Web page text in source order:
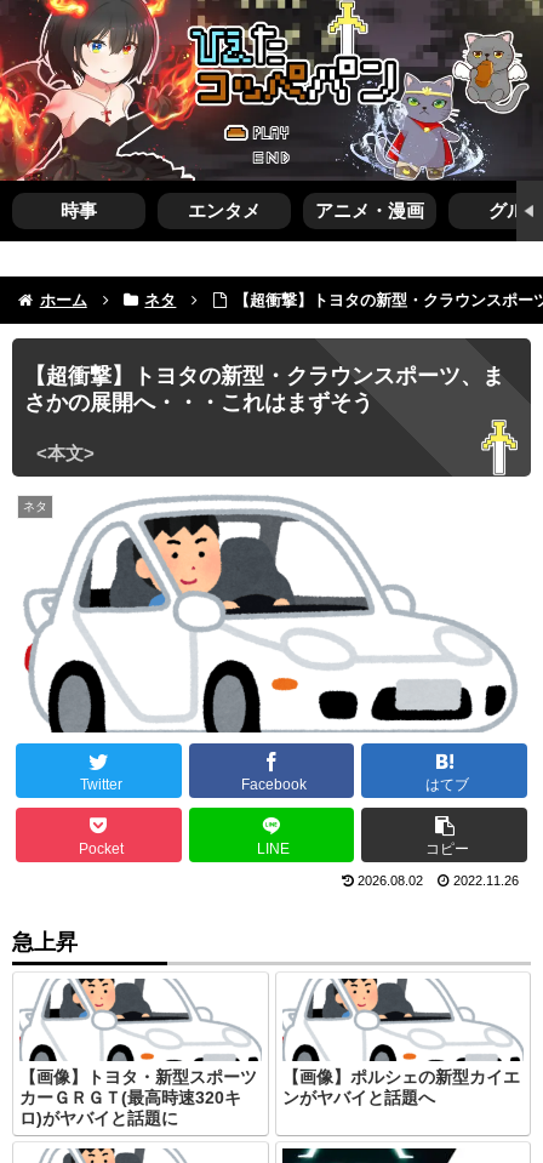
時事 エンタメ アニメ・漫画 グルメ
ホーム ネタ 【超衝撃】トヨタの新型・クラウンスポ
【超衝撃】トヨタの新型・クラウンスポーツ、ま
さかの展開へ・・・これはまずそう
ネタ
Twitter Facebook はてブ
Pocket LINE コピー
2026.08.02 2022.11.26
急上昇
【画像】トヨタ・新型スポーツ
カーＧＲＧＴ(最高時速320キ
ロ)がヤバイと話題に
【画像】ポルシェの新型カイエ
ンがヤバイと話題へ